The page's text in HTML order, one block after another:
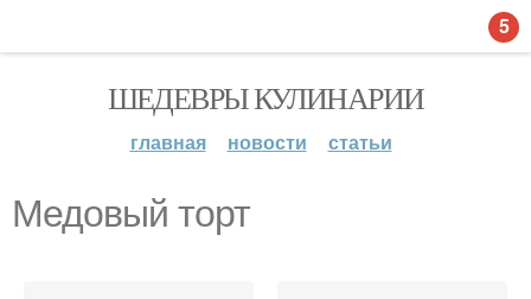
ШЕДЕВРЫ КУЛИНАРИИ
главная новости статьи
Медовый торт
5